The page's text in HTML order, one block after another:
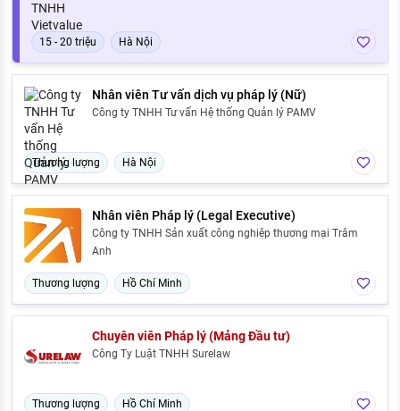
15 - 20 triệu Hà Nội
Nhân viên Tư vấn dịch vụ pháp lý (Nữ)
Công ty TNHH Tư vấn Hệ thống Quản lý PAMV
Thương lượng Hà Nội
Nhân viên Pháp lý (Legal Executive)
Công ty TNHH Sản xuất công nghiệp thương mại Trâm
Anh
Thương lượng Hồ Chí Minh
Chuyên viên Pháp lý (Mảng Đầu tư)
Công Ty Luật TNHH Surelaw
Thương lượng Hồ Chí Minh